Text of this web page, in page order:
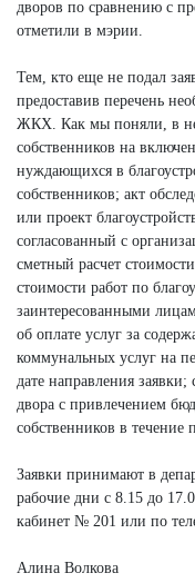
дворов по сравнению с
отметили в мэрии.
Тем, кто еще не подал
предоставив перечень
ЖКХ. Как мы поняли, в
собственников на
нуждающихся в
собственников; акт
или проект
согласованный с
сметный расчет
стоимости работ по
заинтересованными
об оплате услуг за
коммунальных услуг на
дате направления
двора с привлечением
собственников в течение
Заявки принимают в
рабочие дни с 8.15 до
кабинет № 201 или по
Алина Волкова